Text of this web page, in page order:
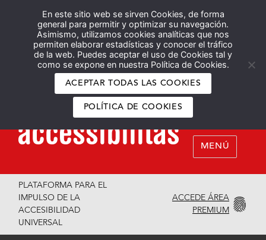
En este sitio web se sirven Cookies, de forma
general para permitir y optimizar su navegación.
Asimismo, utilizamos cookies analíticas que nos
permiten elaborar estadísticas y conocer el tráfico
de la web. Puedes aceptar el uso de Cookies tal y
como se expone en nuestra Política de Cookies.
ACEPTAR TODAS LAS COOKIES
POLÍTICA DE COOKIES
Español English
MENÚ
PLATAFORMA PARA EL
IMPULSO DE LA
ACCESIBILIDAD
UNIVERSAL
ACCEDE ÁREA
PREMIUM